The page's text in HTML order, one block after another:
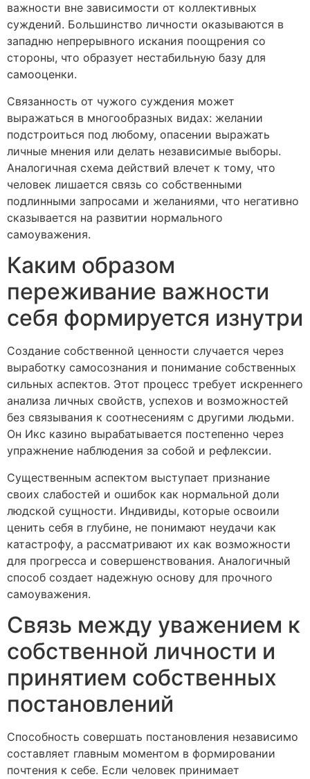
важности вне зависимости от коллективных
суждений. Большинство личности оказываются в
западню непрерывного искания поощрения со
стороны, что образует нестабильную базу для
самооценки.
Связанность от чужого суждения может
выражаться в многообразных видах: желании
подстроиться под любому, опасении выражать
личные мнения или делать независимые выборы.
Аналогичная схема действий влечет к тому, что
человек лишается связь со собственными
подлинными запросами и желаниями, что негативно
сказывается на развитии нормального
самоуважения.
Каким образом
переживание важности
себя формируется изнутри
Создание собственной ценности случается через
выработку самосознания и понимание собственных
сильных аспектов. Этот процесс требует искреннего
анализа личных свойств, успехов и возможностей
без связывания к соотнесениям с другими людьми.
Он Икс казино вырабатывается постепенно через
упражнение наблюдения за собой и рефлексии.
Существенным аспектом выступает признание
своих слабостей и ошибок как нормальной доли
людской сущности. Индивиды, которые освоили
ценить себя в глубине, не понимают неудачи как
катастрофу, а рассматривают их как возможности
для прогресса и совершенствования. Аналогичный
способ создает надежную основу для прочного
самоуважения.
Связь между уважением к
собственной личности и
принятием собственных
постановлений
Способность совершать постановления независимо
составляет главным моментом в формировании
почтения к себе. Если человек принимает